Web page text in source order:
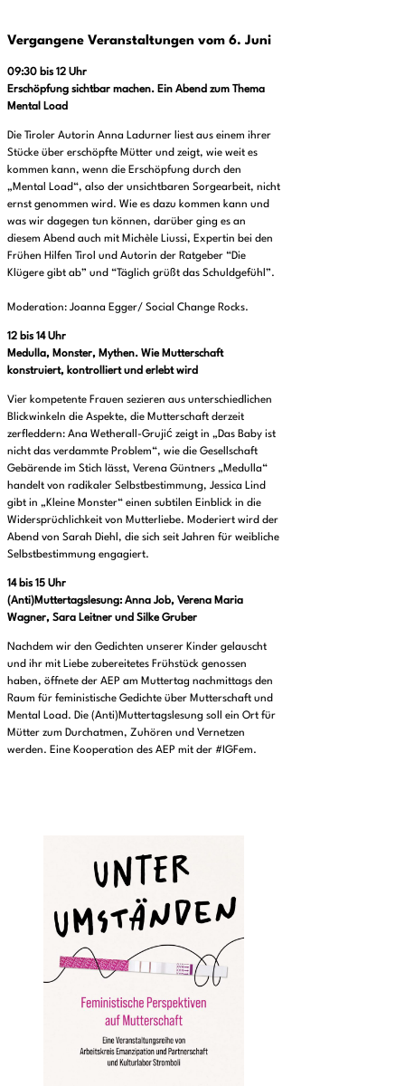
Vergangene Veranstaltungen vom 6. Juni
09:30 bis 12 Uhr
Erschöpfung sichtbar machen. Ein Abend zum Thema
Mental Load
Die Tiroler Autorin Anna Ladurner liest aus einem ihrer
Stücke über erschöpfte Mütter und zeigt, wie weit es
kommen kann, wenn die Erschöpfung durch den
„Mental Load“, also der unsichtbaren Sorgearbeit, nicht
ernst genommen wird. Wie es dazu kommen kann und
was wir dagegen tun können, darüber ging es an
diesem Abend auch mit Michèle Liussi, Expertin bei den
Frühen Hilfen Tirol und Autorin der Ratgeber “Die
Klügere gibt ab” und “Täglich grüßt das Schuldgefühl”.
Moderation: Joanna Egger/ Social Change Rocks.
12 bis 14 Uhr
Medulla, Monster, Mythen. Wie Mutterschaft
konstruiert, kontrolliert und erlebt wird
Vier kompetente Frauen sezieren aus unterschiedlichen
Blickwinkeln die Aspekte, die Mutterschaft derzeit
zerfleddern: Ana Wetherall-Grujić zeigt in „Das Baby ist
nicht das verdammte Problem“, wie die Gesellschaft
Gebärende im Stich lässt, Verena Güntners „Medulla“
handelt von radikaler Selbstbestimmung, Jessica Lind
gibt in „Kleine Monster“ einen subtilen Einblick in die
Widersprüchlichkeit von Mutterliebe. Moderiert wird der
Abend von Sarah Diehl, die sich seit Jahren für weibliche
Selbstbestimmung engagiert.
14 bis 15 Uhr
(Anti)Muttertagslesung: Anna Job, Verena Maria
Wagner, Sara Leitner und Silke Gruber
Nachdem wir den Gedichten unserer Kinder gelauscht
und ihr mit Liebe zubereitetes Frühstück genossen
haben, öffnete der AEP am Muttertag nachmittags den
Raum für feministische Gedichte über Mutterschaft und
Mental Load. Die (Anti)Muttertagslesung soll ein Ort für
Mütter zum Durchatmen, Zuhören und Vernetzen
werden. Eine Kooperation des AEP mit der #IGFem.